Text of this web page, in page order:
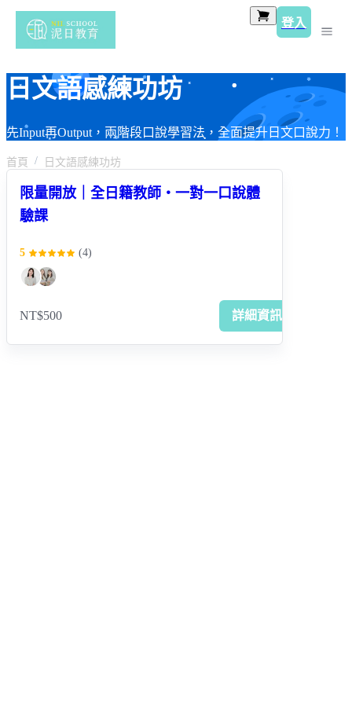
登入
日文語感練功坊
先Input再Output，兩階段口說學習法，全面提升日文口說力！
首頁 日文語感練功坊
限量開放｜全日籍教師・一對一口說體
驗課
5 (4)
NT$500 詳細資訊